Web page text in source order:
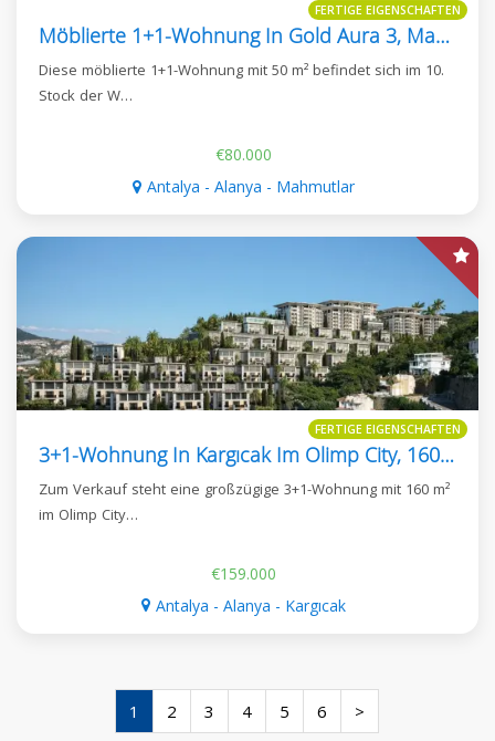
FERTIGE EIGENSCHAFTEN
Möblierte 1+1-Wohnung In Gold Aura 3, Mahmutlar
Diese möblierte 1+1-Wohnung mit 50 m² befindet sich im 10.
Stock der W…
€80.000
Antalya - Alanya - Mahmutlar
FERTIGE EIGENSCHAFTEN
3+1-Wohnung In Kargıcak Im Olimp City, 160 M²
Zum Verkauf steht eine großzügige 3+1-Wohnung mit 160 m²
im Olimp City…
€159.000
Antalya - Alanya - Kargıcak
1 2 3 4 5 6 >